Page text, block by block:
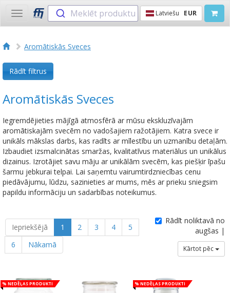
Toggle
navigation
Meklēt produktu Latviešu EUR
Aromātiskās Sveces
Rādīt filtrus
Aromātiskās Sveces
Iegremdējieties mājīgā atmosfērā ar mūsu ekskluzīvajām
aromātiskajām svecēm no vadošajiem ražotājiem. Katra svece ir
unikāls mākslas darbs, kas radīts ar mīlestību un uzmanību detaļām.
Izbaudiet izsmalcinātas smaržas, kvalitatīvus materiālus un unikālus
dizainus. Izrotājiet savu māju ar unikālām svecēm, kas piešķir īpašu
šarmu jebkurai telpai. Lai saņemtu vairumtirdzniecības cenu
piedāvājumu, lūdzu, sazinieties ar mums, mēs ar prieku sniegsim
papildu informāciju un sadarbības noteikumus.
Iepriekšējā 1 2 3 4
5
6
Nākamā
Rādīt noliktavā no
augšas |
Kārtot pēc
% Nedēļas produkti % Nedēļas produkti